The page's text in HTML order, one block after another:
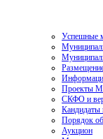
Успешные
Проекты
СКФО и
Кандидаты
Порядок
Аукцион